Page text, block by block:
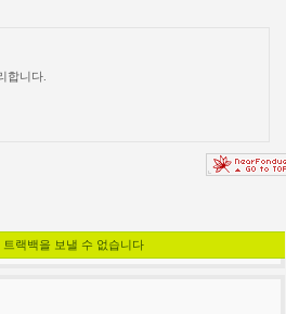
합니다.
랙백을 보낼 수 없습니다